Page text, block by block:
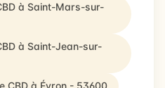
à Saint-Mars-sur-
à Saint-Jean-sur-
CBD à Évron - 53600